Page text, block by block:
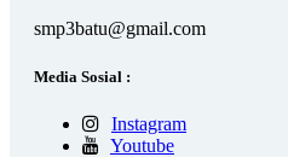
smp3batu@gmail.com
Media Sosial :
Instagram
Youtube